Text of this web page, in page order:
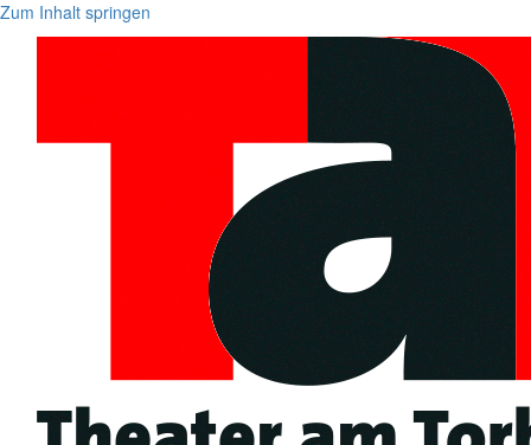
Zum Inhalt springen